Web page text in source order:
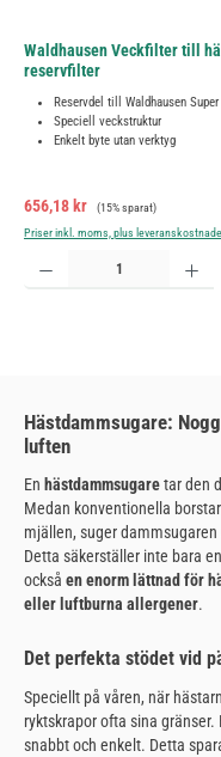
Waldhausen Veckfilter till
reservfilter
Reservdel till Waldhausen
Speciell veckstruktur
Enkelt byte utan verktyg
Försäljningspris:
656,18 kr Ordinarie pris:
(15% sparat)
Priser inkl. moms, plus
Produktkvantitet: Ange önskat
Hästdammsugare:
luften
En hästdammsugaretar den
Medan konventionella
mjällen, suger
Detta säkerställer inte bara
också en enorm lättnad för
eller luftburna allergener.
Det perfekta stödet vid
Speciellt på våren, när
ryktskrapor ofta sina
snabbt och enkelt. Detta